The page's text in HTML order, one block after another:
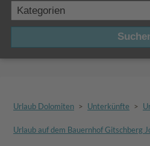
Urlaub Dolomiten > Unterkünfte >
Urlaub auf dem Bauernhof Gitschberg